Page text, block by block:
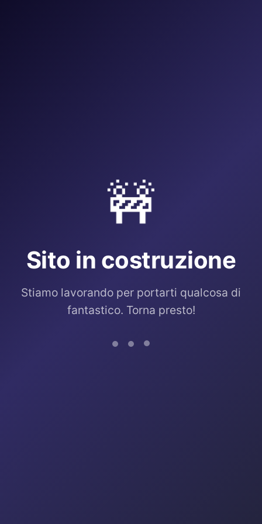
🚧
Sito in costruzione
Stiamo lavorando per portarti qualcosa di
fantastico. Torna presto!